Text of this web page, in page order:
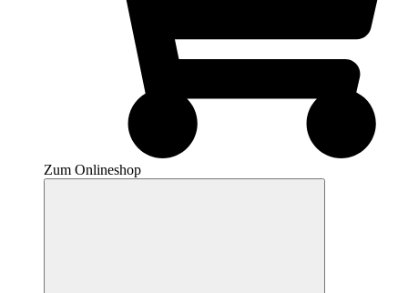
Zum Onlineshop